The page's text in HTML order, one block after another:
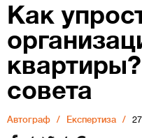
Как
совета
Автограф Експертиза